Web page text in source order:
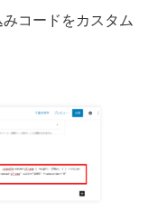
コードをカスタム